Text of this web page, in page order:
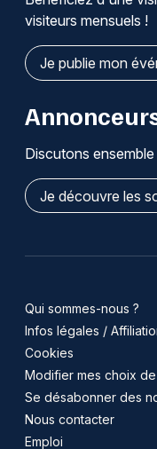
visiteurs mensuels !
Je publie mon
Discutons
Je découvre les
Qui sommes-nous ?
Infos légales /
Cookies
Modifier mes choix
Se désabonner des
Nous contacter
Emploi